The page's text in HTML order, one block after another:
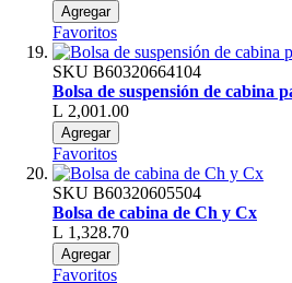
Agregar
Favoritos
SKU B60320664104
Bolsa de suspensión de cabina
L 2,001.00
Agregar
Favoritos
SKU B60320605504
Bolsa de cabina de Ch y Cx
L 1,328.70
Agregar
Favoritos